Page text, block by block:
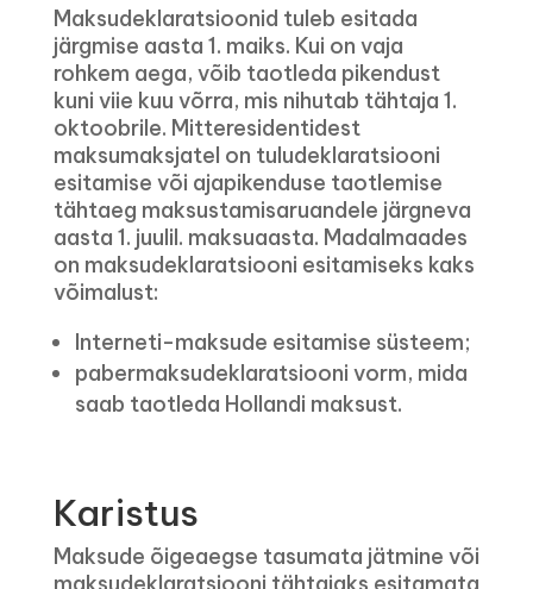
Maksudeklaratsioonid tuleb esitada
järgmise aasta 1. maiks. Kui on vaja
rohkem aega, võib taotleda pikendust
kuni viie kuu võrra, mis nihutab tähtaja 1.
oktoobrile. Mitteresidentidest
maksumaksjatel on tuludeklaratsiooni
esitamise või ajapikenduse taotlemise
tähtaeg maksustamisaruandele järgneva
aasta 1. juulil. maksuaasta. Madalmaades
on maksudeklaratsiooni esitamiseks kaks
võimalust:
Interneti-maksude esitamise süsteem;
pabermaksudeklaratsiooni vorm, mida
saab taotleda Hollandi maksust.
Karistus
Maksude õigeaegse tasumata jätmine või